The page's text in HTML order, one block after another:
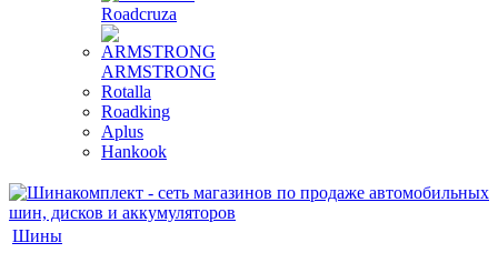
Roadcruza
ARMSTRONG
Rotalla
Roadking
Aplus
Hankook
Шины